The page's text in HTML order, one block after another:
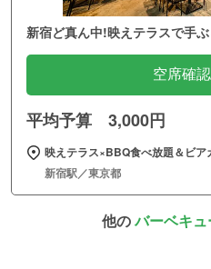
新宿ど真ん中!映えテラスで手
空席確
平均予算 3,000円
映えテラス×BBQ食べ放題＆ビ
新宿駅／東京都
他のバーベキュ